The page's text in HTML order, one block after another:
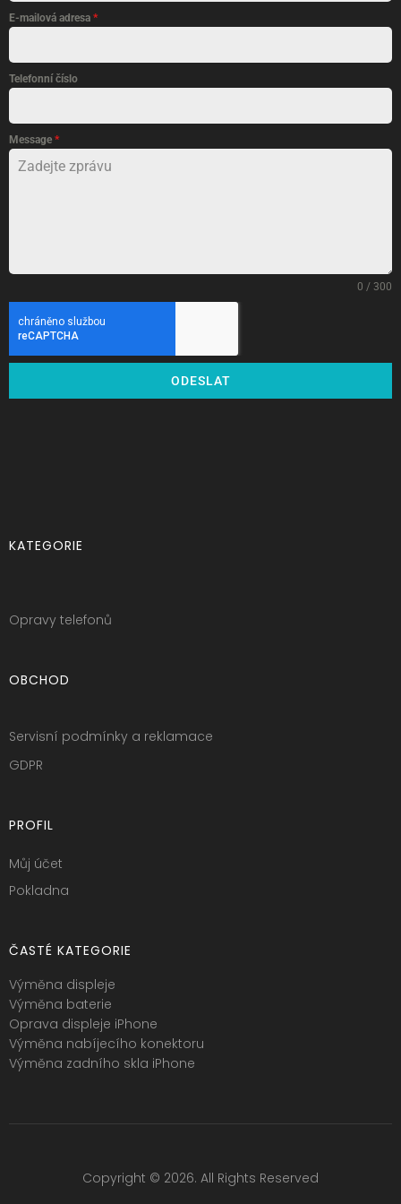
E-mailová adresa *
Telefonní číslo
Message *
0 / 300
ODESLAT
KATEGORIE
Opravy telefonů
OBCHOD
Servisní podmínky a reklamace
GDPR
PROFIL
Můj účet
Pokladna
ČASTÉ KATEGORIE
Výměna displeje
Výměna baterie
Oprava displeje iPhone
Výměna nabíjecího konektoru
Výměna zadního skla iPhone
Copyright © 2026. All Rights Reserved